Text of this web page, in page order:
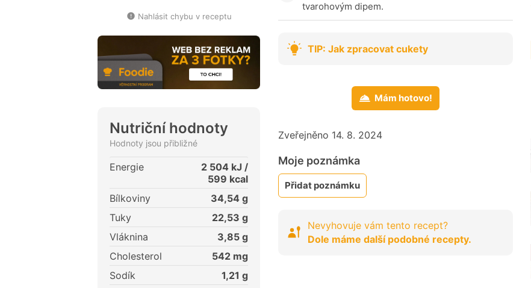
Nahlásit chybu v receptu
Nutriční hodnoty
Hodnoty jsou přibližné
Energie 2 504 kJ /
599 kcal
Bílkoviny
34,54 g
Tuky
22,53 g
Vláknina
3,85 g
Cholesterol
542 mg
Sodík
1,21 g
tvarohovým dipem.
TIP: Jak zpracovat cukety
Mám hotovo!
Zveřejněno 14. 8. 2024
Moje poznámka
Přidat poznámku
Nevyhovuje vám tento recept?
Dole máme další podobné recepty.